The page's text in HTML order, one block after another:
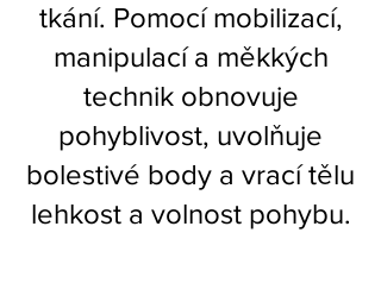
tkání. Pomocí mobilizací,
manipulací a měkkých
technik obnovuje
pohyblivost, uvolňuje
bolestivé body a vrací tělu
lehkost a volnost pohybu.